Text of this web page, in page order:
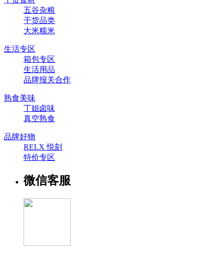
五谷杂粮
干货品类
大米糯米
生活专区
箱包专区
生活用品
品牌报关合作
熟食美味
丁姐卤味
真空熟食
品牌好物
RELX 悦刻
特价专区
微信客服